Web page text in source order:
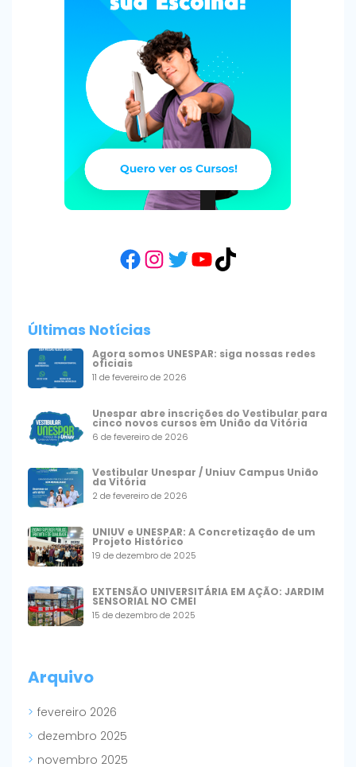
Facebook
Instagram
Twitter
YouTube
TikTok
Últimas Notícias
Agora somos UNESPAR: siga nossas redes
oficiais
11 de fevereiro de 2026
Unespar abre inscrições do Vestibular para
cinco novos cursos em União da Vitória
6 de fevereiro de 2026
Vestibular Unespar / Uniuv Campus União
da Vitória
2 de fevereiro de 2026
UNIUV e UNESPAR: A Concretização de um
Projeto Histórico
19 de dezembro de 2025
EXTENSÃO UNIVERSITÁRIA EM AÇÃO: JARDIM
SENSORIAL NO CMEI
15 de dezembro de 2025
Arquivo
fevereiro 2026
dezembro 2025
novembro 2025